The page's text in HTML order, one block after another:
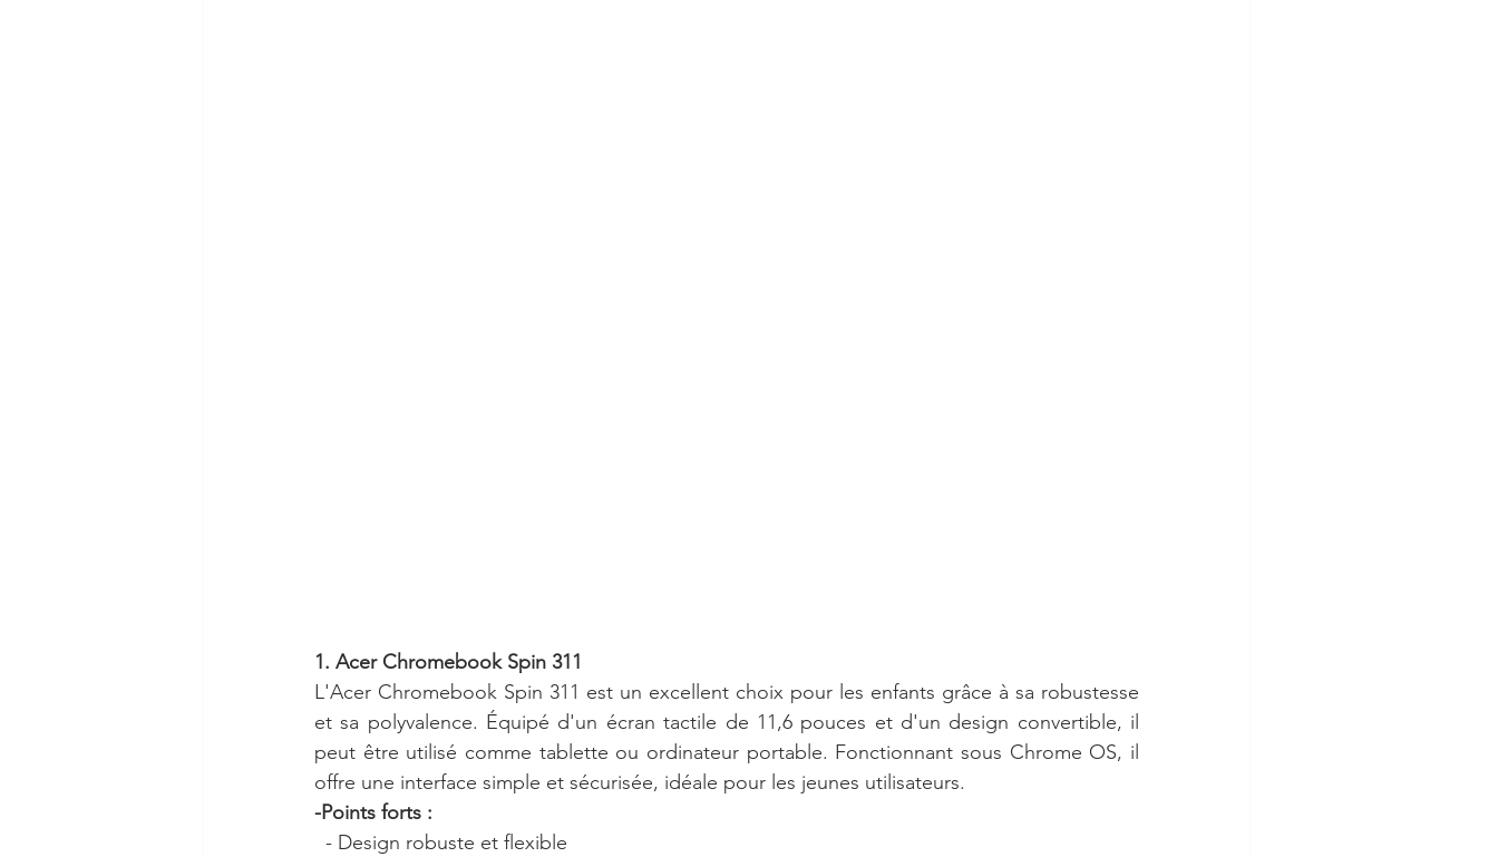
1. Acer Chromebook Spin 311
L'Acer Chromebook Spin 311 est un excellent choix pour les enfants grâce à sa robustesse
et sa polyvalence. Équipé d'un écran tactile de 11,6 pouces et d'un design convertible, il
peut être utilisé comme tablette ou ordinateur portable. Fonctionnant sous Chrome OS, il
offre une interface simple et sécurisée, idéale pour les jeunes utilisateurs.
-Points forts :
  - Design robuste et flexible